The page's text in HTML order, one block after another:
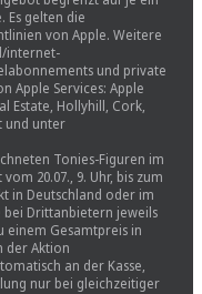
gelten die
von Apple. Weitere
internet-
und private
Apple Services: Apple
Estate, Hollyhill, Cork,
und unter
Tonies-Figuren im
20.07., 9. Uhr, bis zum
in Deutschland oder im
bei Drittanbietern jeweils
einem Gesamtpreis in
der Aktion
an der Kasse,
nur bei gleichzeitiger